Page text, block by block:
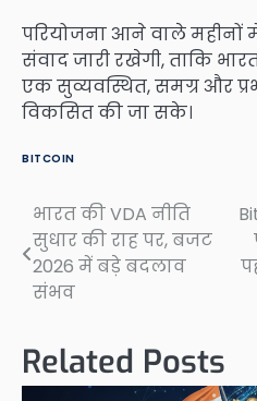
परियोजना आने वाले महीनों
संवाद जारी रखेगी, ताकि
एक सुव्यवस्थित, समग्र और
विकसित की जा सके।
BITCOIN
Post
navigation
भारत की VDA नीति
सुधार की राह पर, बजट
2026 में बड़े बदलाव
संभव
Related Posts